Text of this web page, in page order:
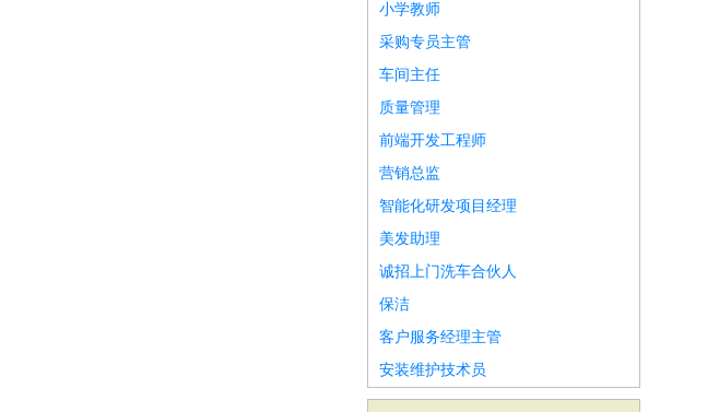
小学教师
采购专员主管
车间主任
质量管理
前端开发工程师
营销总监
智能化研发项目经理
美发助理
诚招上门洗车合伙人
保洁
客户服务经理主管
安装维护技术员